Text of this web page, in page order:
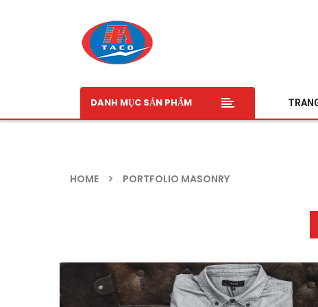
DANH MỤC SẢN PHẨM
HOME PORTFOLIO MASONRY